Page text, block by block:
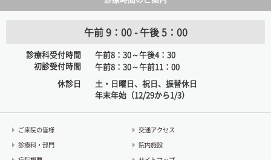
午前 9：00 - 午後 5：00
診療科受付時間
初診受付時間
午前8：30～午後4：30
午前8：30～午前11：00
休診日
土・日曜日、祝日、振替休日
年末年始（12/29から1/3）
ご来院の皆様
診療科・部門
交通アクセス
院内施設